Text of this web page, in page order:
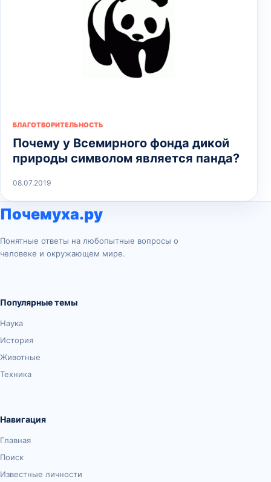
БЛАГОТВОРИТЕЛЬНОСТЬ
Почему у Всемирного фонда дикой
природы символом является панда?
08.07.2019
Почемуха.ру
Понятные ответы на любопытные вопросы о
человеке и окружающем мире.
Популярные темы
Наука
История
Животные
Техника
Навигация
Главная
Поиск
Известные личности